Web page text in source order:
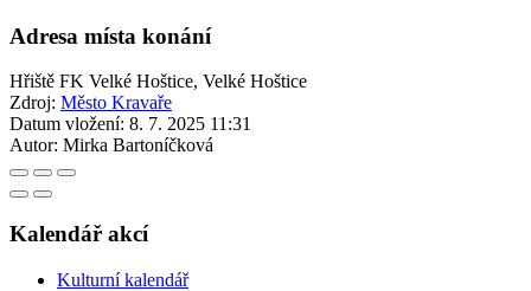
Adresa místa konání
Hřiště FK Velké Hoštice, Velké Hoštice
Zdroj: Město Kravaře
Datum vložení: 8. 7. 2025 11:31
Autor: Mirka Bartoníčková
Kalendář akcí
Kulturní kalendář